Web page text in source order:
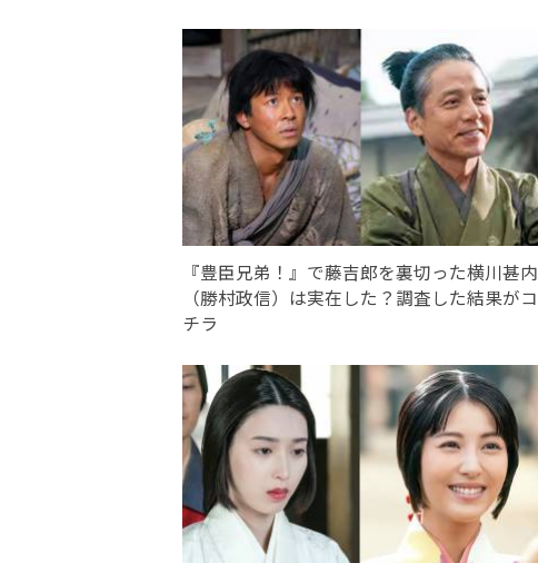
『豊臣兄弟！』で藤吉郎を裏切った横川甚内
（勝村政信）は実在した？調査した結果がコ
チラ